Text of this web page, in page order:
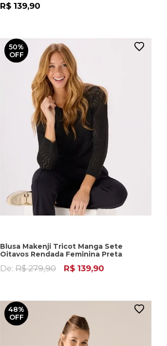
R$ 139,90
50%
OFF
Blusa Makenji Tricot Manga Sete
Oitavos Rendada Feminina Preta
De: R$ 279,90 R$ 139,90
48%
OFF